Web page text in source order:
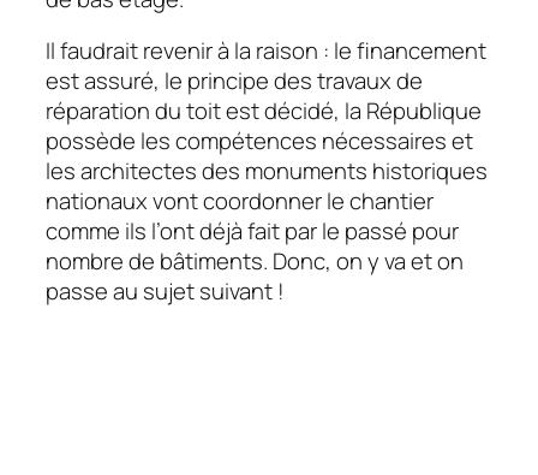
Il faudrait revenir à la raison : le financement
est assuré, le principe des travaux de
réparation du toit est décidé, la République
possède les compétences nécessaires et
les architectes des monuments historiques
nationaux vont coordonner le chantier
comme ils l’ont déjà fait par le passé pour
nombre de bâtiments. Donc, on y va et on
passe au sujet suivant !